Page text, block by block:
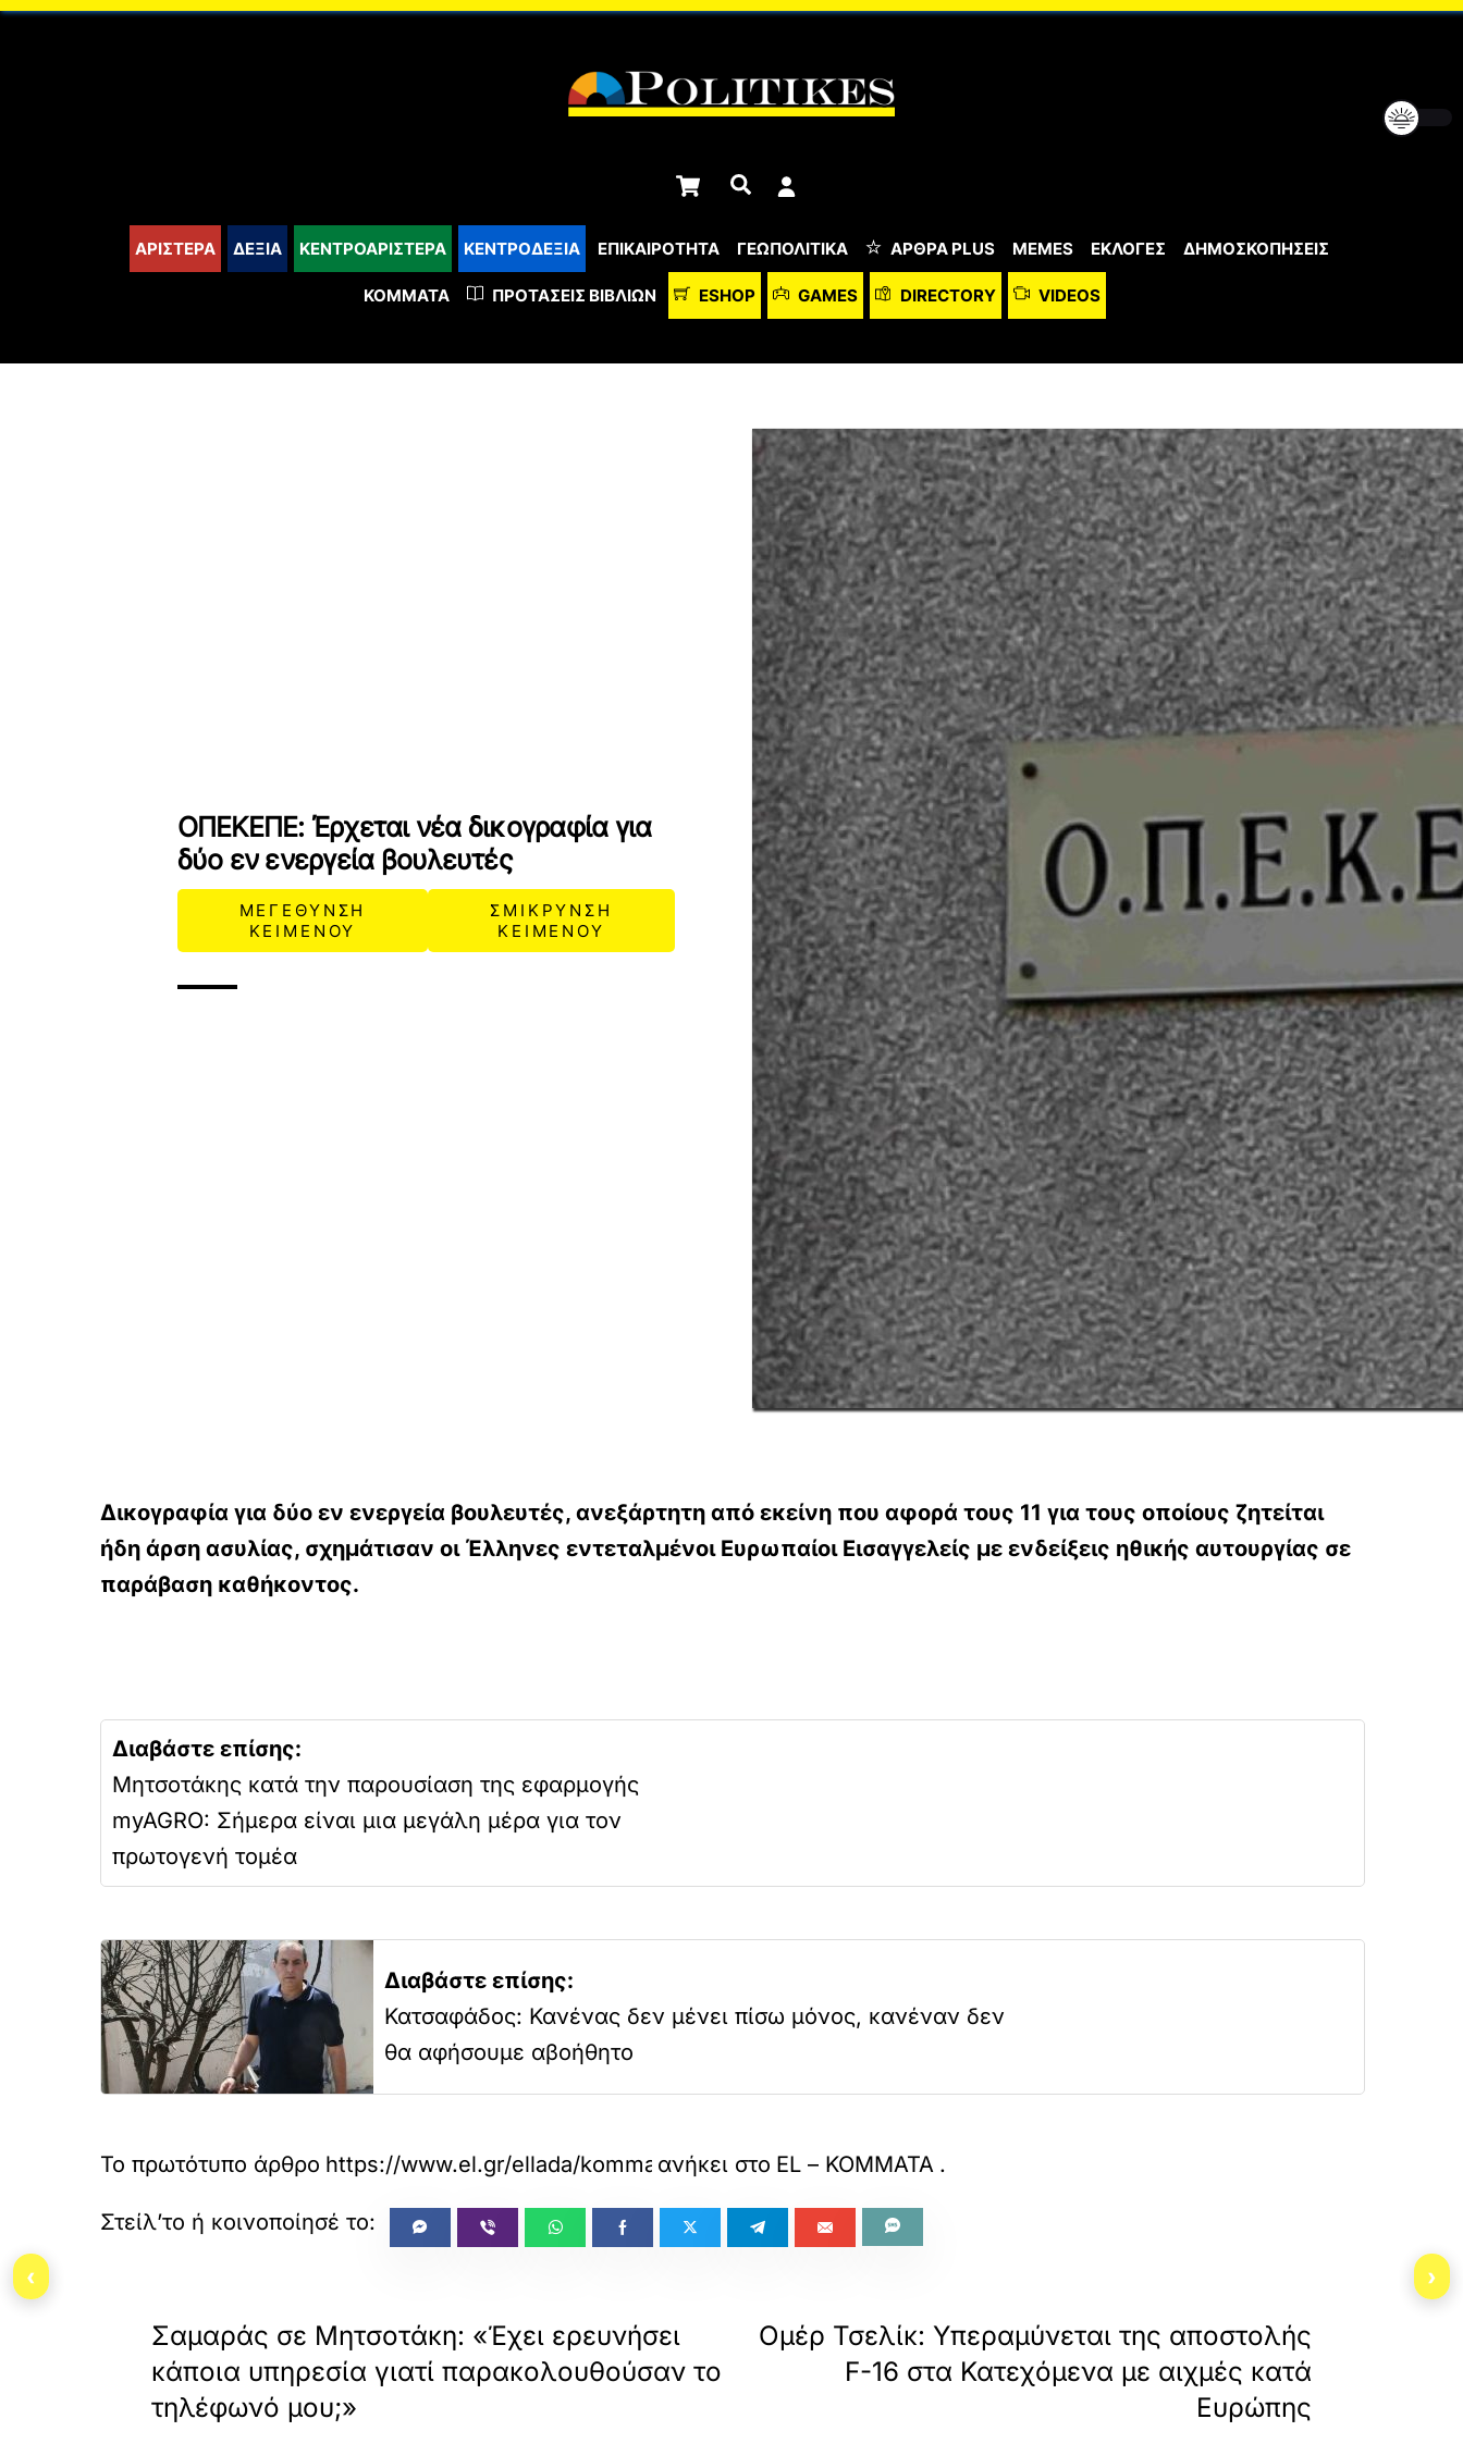
content
Cart Αναζήτηση
ΑΡΙΣΤΕΡΑ ΔΕΞΙΑ ΚΕΝΤΡΟΑΡΙΣΤΕΡΑ ΚΕΝΤΡΟΔΕΞΙΑ ΕΠΙΚΑΙΡΟΤΗΤΑ ΓΕΩΠΟΛΙΤΙΚΑ ΆΡΘΡΑ PLUS MEMES ΕΚΛΟΓΕΣ ΔΗΜΟΣΚΟΠΗΣΕΙΣ
ΚΌΜΜΑΤΑ ΠΡΟΤΆΣΕΙΣ ΒΙΒΛΊΩΝ ESHOP GAMES DIRECTORY VIDEOS
ΟΠΕΚΕΠΕ: Έρχεται νέα δικογραφία για
δύο εν ενεργεία βουλευτές
ΜΕΓΕΘΥΝΣΗ
ΚΕΙΜΕΝΟΥ
ΣΜΙΚΡΥΝΣΗ
ΚΕΙΜΕΝΟΥ
Δικογραφία για δύο εν ενεργεία βουλευτές, ανεξάρτητη από εκείνη που αφορά τους 11 για τους οποίους ζητείται
ήδη άρση ασυλίας, σχημάτισαν οι Έλληνες εντεταλμένοι Ευρωπαίοι Εισαγγελείς με ενδείξεις ηθικής αυτουργίας σε
παράβαση καθήκοντος.
Διαβάστε επίσης:
Μητσοτάκης κατά την παρουσίαση της εφαρμογής
myAGRO: Σήμερα είναι μια μεγάλη μέρα για τον
πρωτογενή τομέα
Διαβάστε επίσης:
Κατσαφάδος: Κανένας δεν μένει πίσω μόνος, κανέναν δεν
θα αφήσουμε αβοήθητο
Το πρωτότυπο άρθρο https://www.el.gr/ellada/kommata/opekepe-erchetai-nea-dikografia-gia-dy/
ανήκει στο EL – ΚΟΜΜΑΤΑ .
Σαμαράς σε Μητσοτάκη: «Έχει ερευνήσει
κάποια υπηρεσία γιατί παρακολουθούσαν το
τηλέφωνό μου;»
Ομέρ Τσελίκ: Υπεραμύνεται της αποστολής
F-16 στα Κατεχόμενα με αιχμές κατά
Ευρώπης
‹ ›